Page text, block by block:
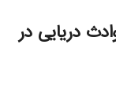
دریایی در